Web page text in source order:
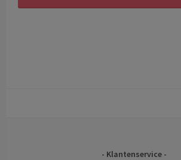
Klantenservice